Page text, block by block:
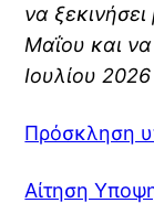
να
Μαΐου και
Ιουλίου 2026
Πρόσκληση
Αίτηση